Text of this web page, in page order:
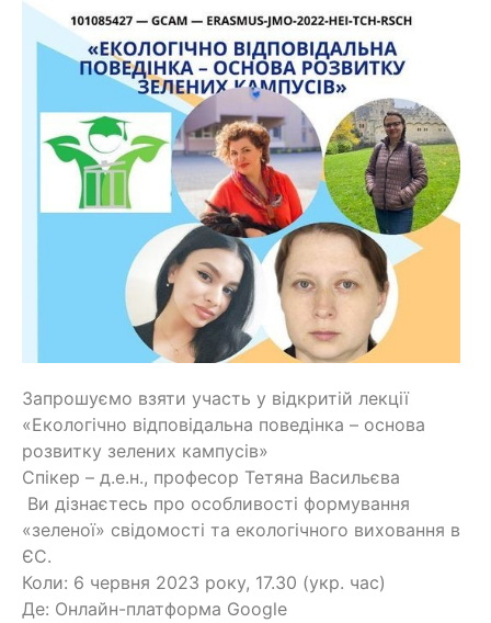
Запрошуємо взяти участь у відкритій лекції
«Екологічно відповідальна поведінка – основа
розвитку зелених кампусів»
Спікер – д.е.н., професор Тетяна Васильєва
Ви дізнаєтесь про особливості формування
«зеленої» свідомості та екологічного виховання в
ЄС.
Коли: 6 червня 2023 року, 17.30 (укр. час)
Де: Онлайн-платформа Google